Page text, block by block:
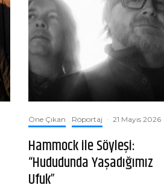
Öne Çıkan Röportaj · 21 Mayıs 2026
Hammock ile Söyleşi:
“Hududunda Yaşadığımız
Ufuk”